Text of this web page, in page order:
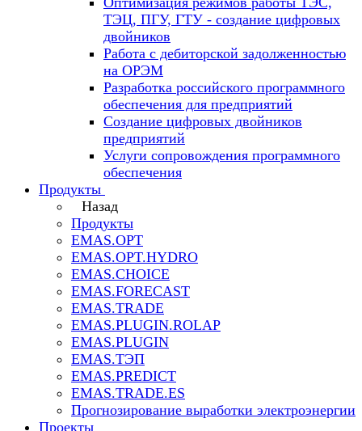
ТЭЦ, ПГУ, ГТУ - создание цифровых
двойников
Работа с дебиторской задолженностью
на ОРЭМ
Разработка российского программного
обеспечения для предприятий
Создание цифровых двойников
предприятий
Услуги сопровождения программного
обеспечения
Продукты
Назад
Продукты
EMAS.OPT
EMAS.OPT.HYDRO
EMAS.CHOICE
EMAS.FORECAST
EMAS.TRADE
EMAS.PLUGIN.ROLAP
EMAS.PLUGIN
EMAS.ТЭП
EMAS.PREDICT
EMAS.TRADE.ES
Прогнозирование выработки электроэнергии
Проекты